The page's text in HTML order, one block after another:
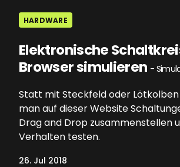
HARDWARE
Elektronische
Browser simulieren -
Statt mit Steckfeld oder
man auf dieser Website
Drag and Drop zusammenstellen
Verhalten testen.
26. Jul 2018